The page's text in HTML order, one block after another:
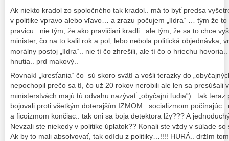
Ak niekto kradol zo spoločného tak kradol.. má to byť predsa
v politike vpravo alebo vľavo… a zrazu počujem „lídra“ … tým že
pravicu.. nie tým, že ako pravičiari kradli.. ale tým, že sa to chce
minister, čo na to kalil rok a pol, lebo nebola politická objednávka,
morálny postoj „lídra“.. nie tí čo zhrešili, ale tí čo o hriechu
hnutia.. prd makový..
Rovnakí „kresťania“ čo sú skoro svätí a vošli terazky do
nepochopil prečo sa tí, čo už 20 rokov nerobili ale len sa presúšali
ministerstvách majú tú odvahu nazývať „obyčajní ľudia“).. tak
bojovali proti všetkým doterajším IZMOM.. socializmom
a ficoizmom končiac.. tak oni sa boja detektora lžy??? A
Nevzali ste niekedy v politike úplatok?? Konali ste vždy v súlade
Ak by to mali absolvovať, tak odídu z politiky…!!!! HURÁ.. držím